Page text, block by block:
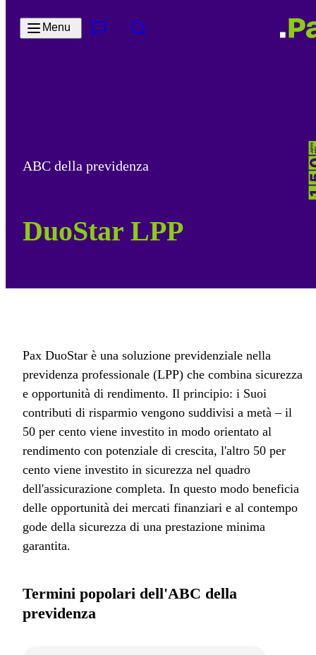
Menu
ABC della previdenza
DuoStar LPP
Pax DuoStar è una soluzione previdenziale nella
previdenza professionale (LPP) che combina sicurezza
e opportunità di rendimento. Il principio: i Suoi
contributi di risparmio vengono suddivisi a metà – il
50 per cento viene investito in modo orientato al
rendimento con potenziale di crescita, l'altro 50 per
cento viene investito in sicurezza nel quadro
dell'assicurazione completa. In questo modo beneficia
delle opportunità dei mercati finanziari e al contempo
gode della sicurezza di una prestazione minima
garantita.
Termini popolari dell'ABC della
previdenza